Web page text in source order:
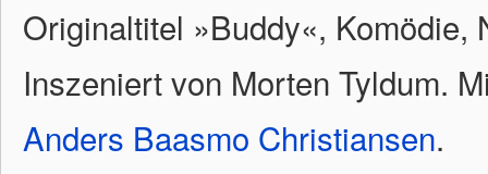
Originaltitel »Buddy«, Komödie,
Inszeniert von Morten Tyldum.
Anders Baasmo Christiansen.